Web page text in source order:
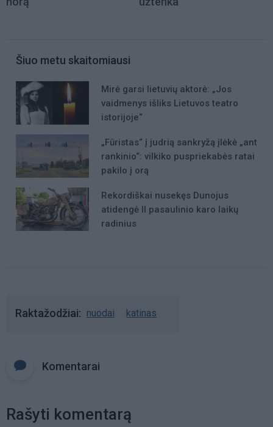
Šiuo metu skaitomiausi
Mirė garsi lietuvių aktorė: „Jos
vaidmenys išliks Lietuvos teatro
istorijoje“
„Fūristas“ į judrią sankryžą įlėkė „ant
rankinio“: vilkiko puspriekabės ratai
pakilo į orą
Rekordiškai nusekęs Dunojus
atidengė II pasaulinio karo laikų
radinius
Raktažodžiai nuodai katinas
Komentarai
Rašyti komentarą